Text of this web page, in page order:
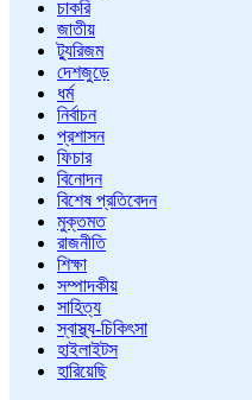
চাকরি
জাতীয়
ট্যুরিজম
দেশজুড়ে
ধর্ম
নির্বাচন
প্রশাসন
ফিচার
বিনোদন
বিশেষ প্রতিবেদন
মুক্তমত
রাজনীতি
শিক্ষা
সম্পাদকীয়
সাহিত্য
স্বাস্থ্য-চিকিৎসা
হাইলাইটস
হারিয়েছি